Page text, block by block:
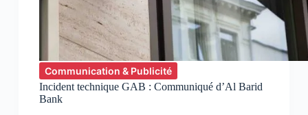
Communication & Publicité
Incident technique GAB : Communiqué d’Al Barid
Bank